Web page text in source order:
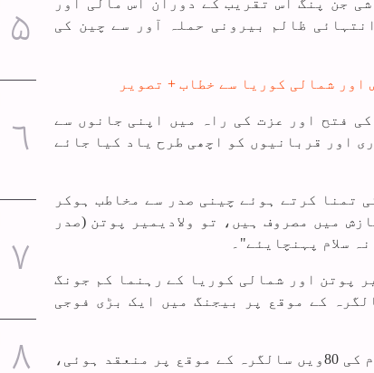
جن پنگ اس تقریب کے دوران اس مالی اور
ظالم بیرونی حملہ آور سے چین کی
فتح اور عزت کی راہ میں اپنی جانوں سے
اور قربانیوں کو اچھی طرح یاد کیا جائے
تمنا کرتے ہوئے چینی صدر سے مخاطب ہوکر
میں مصروف ہیں، تو ولادیمیر پوتن (صدر
سلام پہنچایئے"۔
پوتن اور شمالی کوریا کے رہنما کم جونگ
روز دوسری جنگ عظیم کے اختتام کی 80ویں سالگرہ کے موقع پر بیجنگ میں ایک بڑی فوجی
فوجی دستوں کی اس تقریب میں، جو دوسری جنگ عظیم کے اختتام کی 80ویں سالگرہ کے موقع پر منعقد ہوئی،